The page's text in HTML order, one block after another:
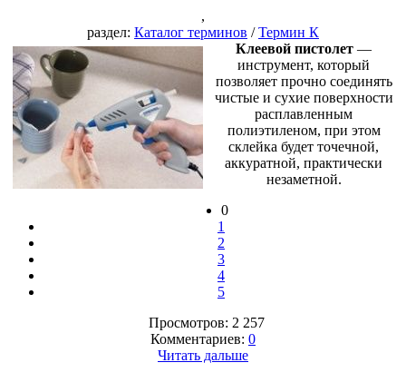
,
раздел: Каталог терминов /Термин К
Клеевой пистолет —
инструмент, который
позволяет прочно соединять
чистые и сухие поверхности
расплавленным
полиэтиленом, при этом
склейка будет точечной,
аккуратной, практически
незаметной.
0
1
2
3
4
5
Просмотров: 2 257
Комментариев: 0
Читать дальше